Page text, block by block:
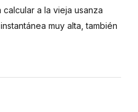
a la vieja usanza
muy alta, también